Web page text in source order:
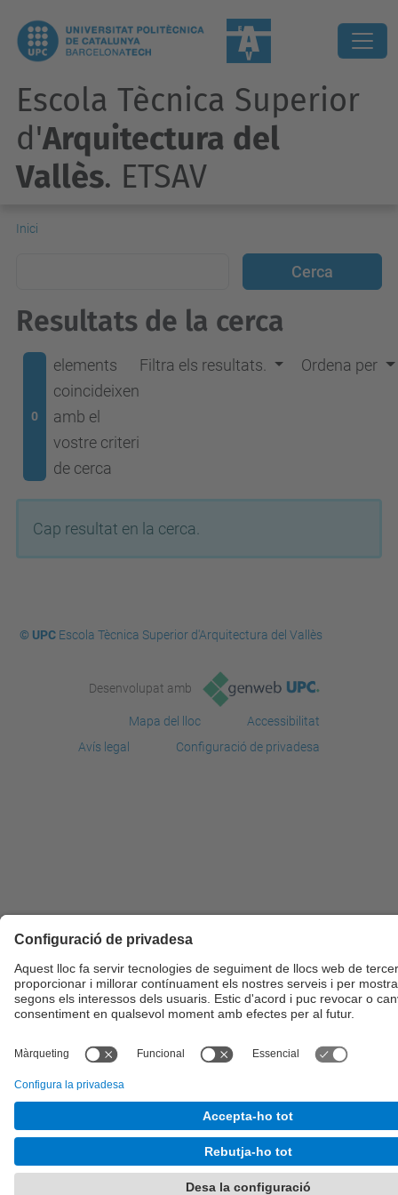
Escola Tècnica Superior
d'Arquitectura del
Vallès. ETSAV
Inici
Resultats de la cerca
0
elements
coincideixen
amb el
vostre criteri
de cerca
Filtra els resultats. Ordena per
Cap resultat en la cerca.
© UPCEscola Tècnica Superior d'Arquitectura del Vallès
Desenvolupat amb
Mapa del lloc
Accessibilitat
Avís legal
Configuració de privadesa